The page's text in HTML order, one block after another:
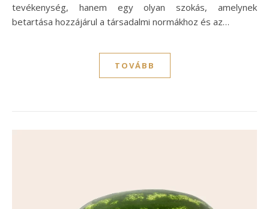
tevékenység, hanem egy olyan szokás, amelynek
betartása hozzájárul a társadalmi normákhoz és az…
TOVÁBB